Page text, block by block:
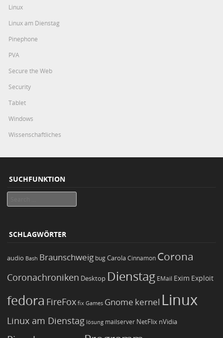
Linux
Linux am Dienstag
Pinephone
PVA
Secure the Web
Security
Tablet
Windows
Wissenschaftliches
SUCHFUNKTION
SCHLAGWÖRTER
audio Bash Braunschweig bugCarola Cinnamon Corona
Coronachroniken Desktop Dienstag EMail Exim Exploit
fedora FireFox fix Games Gnome kernel Linux
Linux am Dienstag lösung mailserver NetFlix nVidia